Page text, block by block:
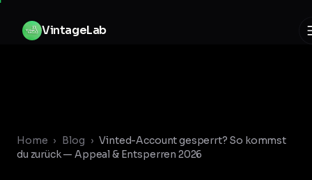
Zum Inhalt springen
VintageLab
Home › Blog › Vinted-Account gesperrt? So kommst
du zurück — Appeal & Entsperren 2026